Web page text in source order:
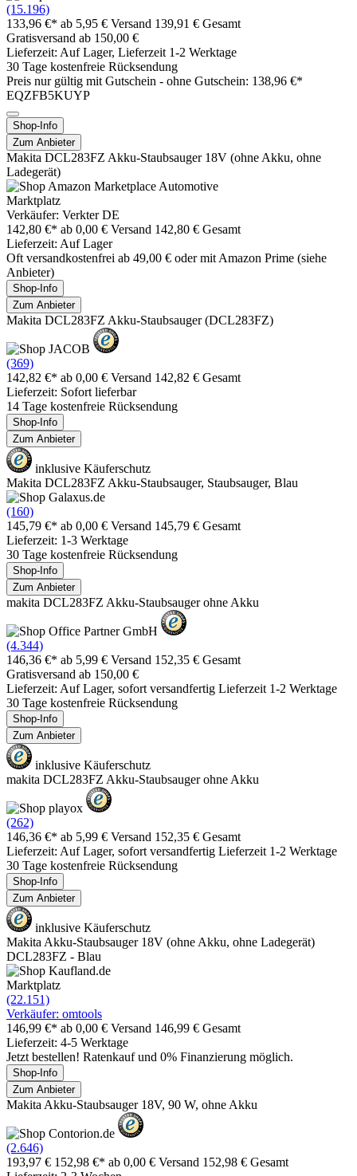
(15.196)
133,96 €* ab 5,95 € Versand 139,91 € Gesamt
Gratisversand ab 150,00 €
Lieferzeit: Auf Lager, Lieferzeit 1-2 Werktage
30 Tage kostenfreie Rücksendung
Preis nur gültig mit Gutschein - ohne Gutschein: 138,96 €*
EQZFB5KUYP
Shop-Info
Zum Anbieter
Makita DCL283FZ Akku-Staubsauger 18V (ohne Akku, ohne
Ladegerät)
Marktplatz
Verkäufer: Verkter DE
142,80 €* ab 0,00 € Versand 142,80 € Gesamt
Lieferzeit: Auf Lager
Oft versandkostenfrei ab 49,00 € oder mit Amazon Prime (siehe
Anbieter)
Shop-Info
Zum Anbieter
Makita DCL283FZ Akku-Staubsauger (DCL283FZ)
(369)
142,82 €* ab 0,00 € Versand 142,82 € Gesamt
Lieferzeit: Sofort lieferbar
14 Tage kostenfreie Rücksendung
Shop-Info
Zum Anbieter
inklusive Käuferschutz
Makita DCL283FZ Akku-Staubsauger, Staubsauger, Blau
(160)
145,79 €* ab 0,00 € Versand 145,79 € Gesamt
Lieferzeit: 1-3 Werktage
30 Tage kostenfreie Rücksendung
Shop-Info
Zum Anbieter
makita DCL283FZ Akku-Staubsauger ohne Akku
(4.344)
146,36 €* ab 5,99 € Versand 152,35 € Gesamt
Gratisversand ab 150,00 €
Lieferzeit: Auf Lager, sofort versandfertig Lieferzeit 1-2 Werktage
30 Tage kostenfreie Rücksendung
Shop-Info
Zum Anbieter
inklusive Käuferschutz
makita DCL283FZ Akku-Staubsauger ohne Akku
(262)
146,36 €* ab 5,99 € Versand 152,35 € Gesamt
Lieferzeit: Auf Lager, sofort versandfertig Lieferzeit 1-2 Werktage
30 Tage kostenfreie Rücksendung
Shop-Info
Zum Anbieter
inklusive Käuferschutz
Makita Akku-Staubsauger 18V (ohne Akku, ohne Ladegerät)
DCL283FZ - Blau
Marktplatz
(22.151)
Verkäufer: omtools
146,99 €* ab 0,00 € Versand 146,99 € Gesamt
Lieferzeit: 4-5 Werktage
Jetzt bestellen! Ratenkauf und 0% Finanzierung möglich.
Shop-Info
Zum Anbieter
Makita Akku-Staubsauger 18V, 90 W, ohne Akku
(2.646)
193,97 € 152,98 €* ab 0,00 € Versand 152,98 € Gesamt